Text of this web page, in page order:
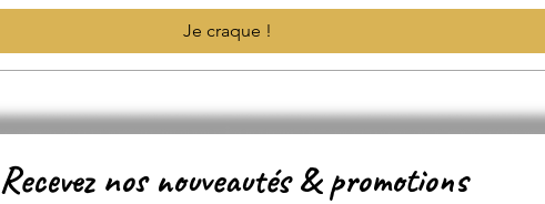
Je craque !
Recevez nos nouveautés & promotions